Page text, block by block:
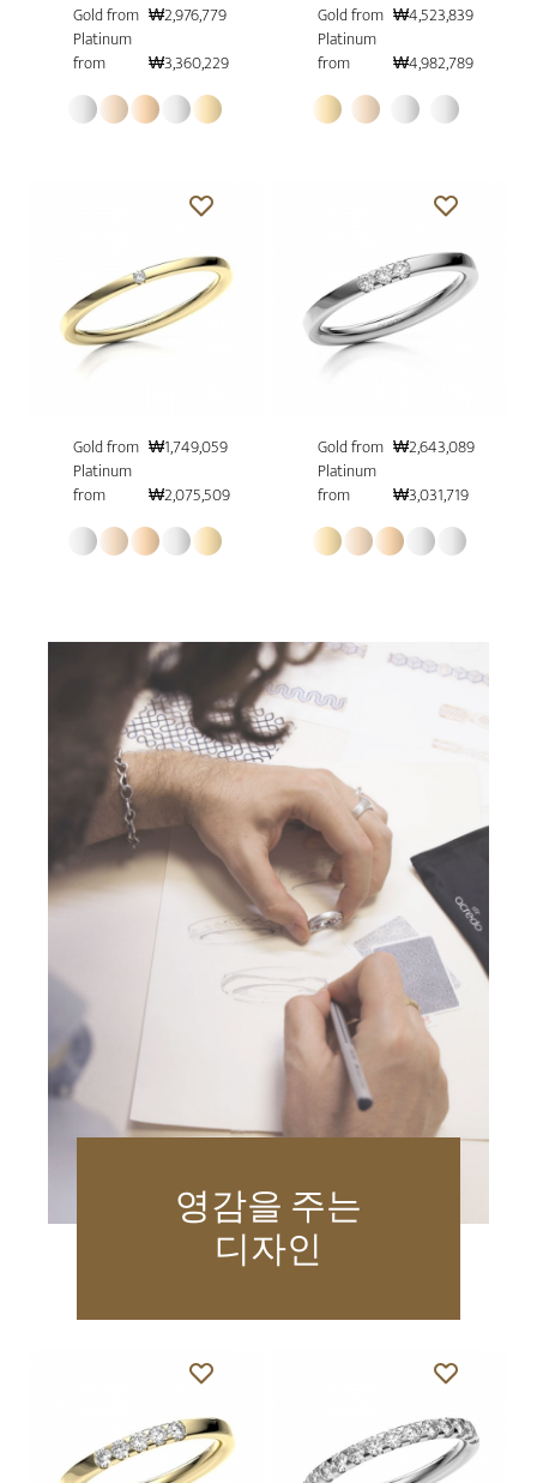
Gold from ₩2,976,779
Platinum
from
₩3,360,229
Gold from ₩4,523,839
Platinum
from
₩4,982,789
Gold from ₩1,749,059
Platinum
from
₩2,075,509
Gold from ₩2,643,089
Platinum
from
₩3,031,719
영감을 주는
디자인